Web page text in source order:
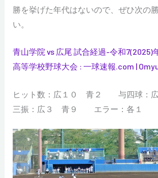
勝を挙げた年代はないので、ぜひ次の
い。
青山学院 vs 広尾 試合経過-令和7(2025)
高等学校野球大会 : 一球速報.com |
ヒット数：広１０ 青２ 与四球
三振：広３ 青９ エラー：各１